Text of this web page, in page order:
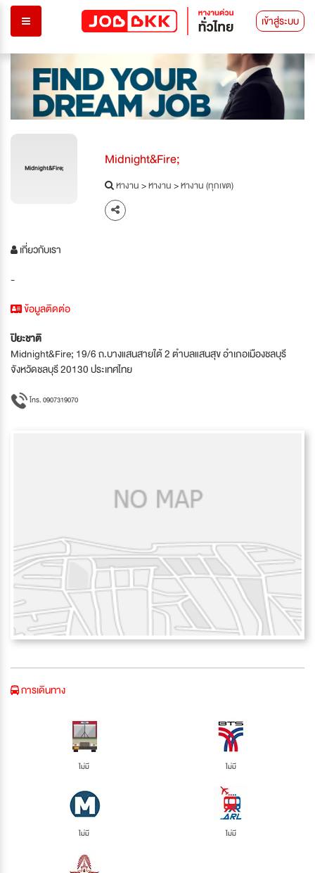
เข้าสู่ระบบ
Midnight&Fire; Midnight&Fire;
หางาน>หางาน>หางาน (ทุกเขต)
เกี่ยวกับเรา
-
ข้อมูลติดต่อ
ปิยะชาติ
Midnight&Fire; 19/6 ถ.บางแสนสายใต้ 2 ตำบลแสนสุข อำเภอเมืองชลบุรี
จังหวัดชลบุรี 20130 ประเทศไทย
โทร. 0907319070
การเดินทาง
ไม่มี ไม่มี
ไม่มี ไม่มี